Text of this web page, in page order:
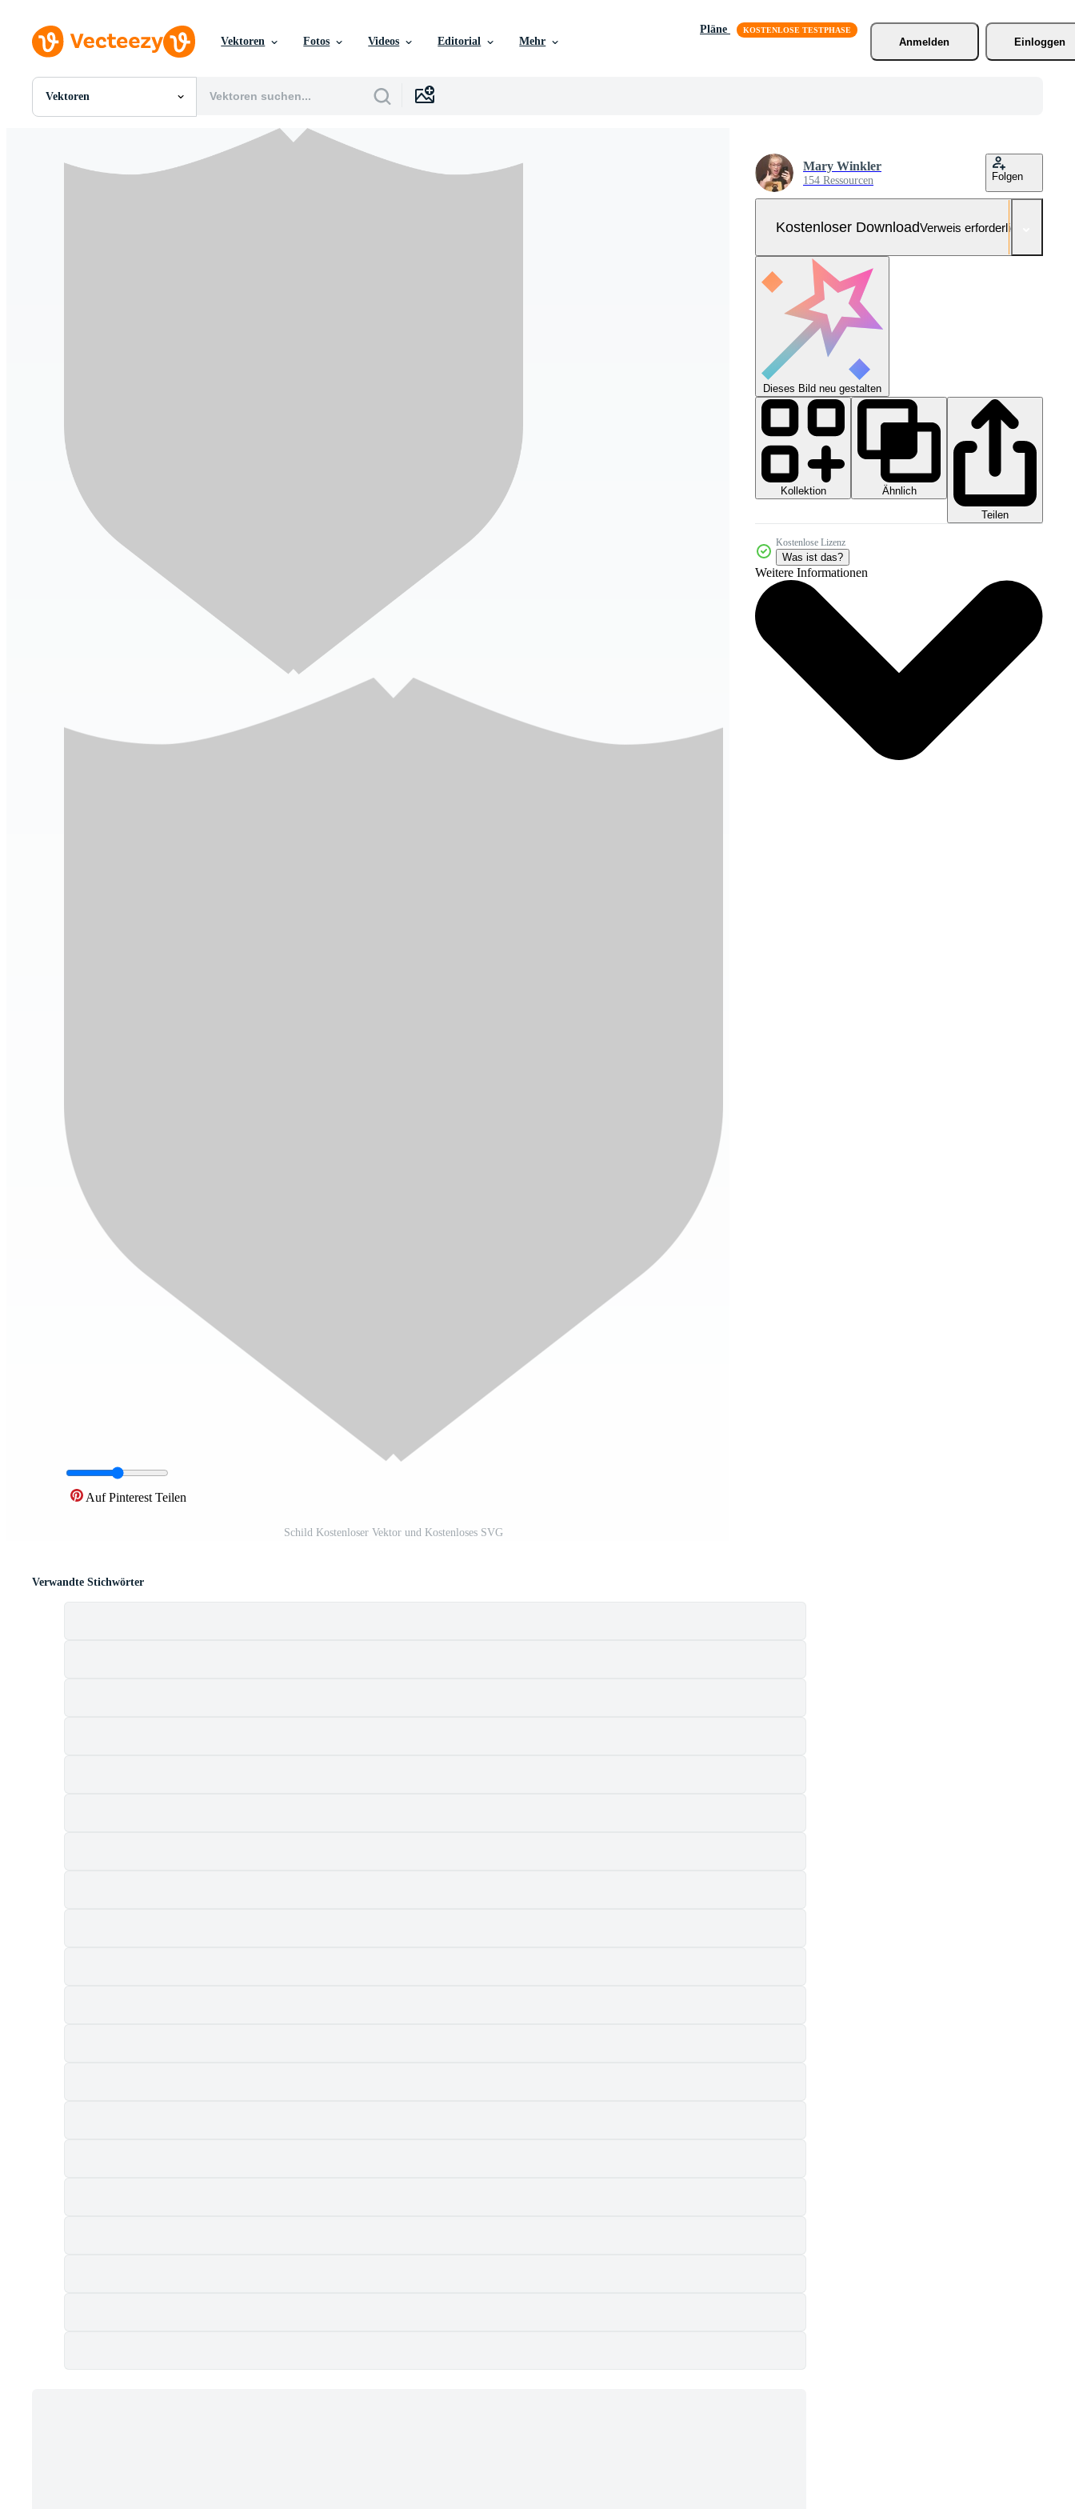
Vektoren Fotos Videos Editorial Mehr
Pläne
Anmelden
Einloggen
Vektoren
Alle Bilder
PSDs
Auf Pinterest Teilen
Schild Kostenloser Vektor und Kostenloses SVG
Mary Winkler
154 Ressourcen Folgen
Kostenloser DownloadVerweis erforderlich
Dieses Bild neu gestalten
Kollektion
Ähnlich
Teilen
Kostenlose Lizenz
Was ist das?
Weitere Informationen
Verwandte Stichwörter